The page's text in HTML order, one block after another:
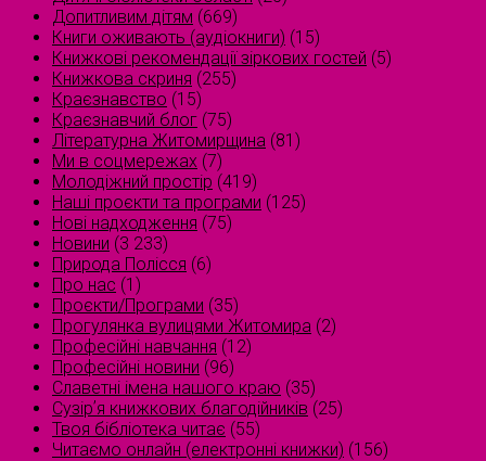
Допитливим дітям (669)
Книги оживають (аудіокниги) (15)
Книжкові рекомендації зіркових гостей (5)
Книжкова скриня (255)
Краєзнавство (15)
Краєзнавчий блог (75)
Літературна Житомирщина (81)
Ми в соцмережах (7)
Молодіжний простір (419)
Наші проєкти та програми (125)
Нові надходження (75)
Новини (3 233)
Природа Полісся (6)
Про нас (1)
Проєкти/Програми (35)
Прогулянка вулицями Житомира (2)
Професійні навчання (12)
Професійні новини (96)
Славетні імена нашого краю (35)
Сузірʼя книжкових благодійників (25)
Твоя бібліотека читає (55)
Читаємо онлайн (електронні книжки) (156)